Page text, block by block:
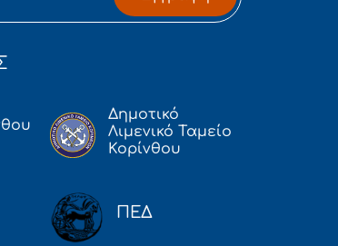
Δημοτικό
Λιμενικό Ταμείο
Κορίνθου
ΠΕΔ